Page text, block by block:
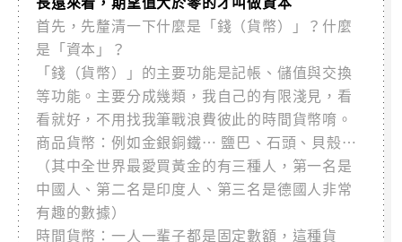
首先，先釐清一下什麼是「錢（貨幣）」？什麼
是「資本」？
「錢（貨幣）」的主要功能是記帳、儲值與交換
等功能。主要分成幾類，我自己的有限淺見，看
看就好，不用找我筆戰浪費彼此的時間貨幣唷。
商品貨幣：例如金銀銅鐵… 鹽巴、石頭、貝殼…
（其中全世界最愛買黃金的有三種人，第一名是
中國人、第二名是印度人、第三名是德國人非常
有趣的數據）
時間貨幣：一人一輩子都是固定數額，這種貨